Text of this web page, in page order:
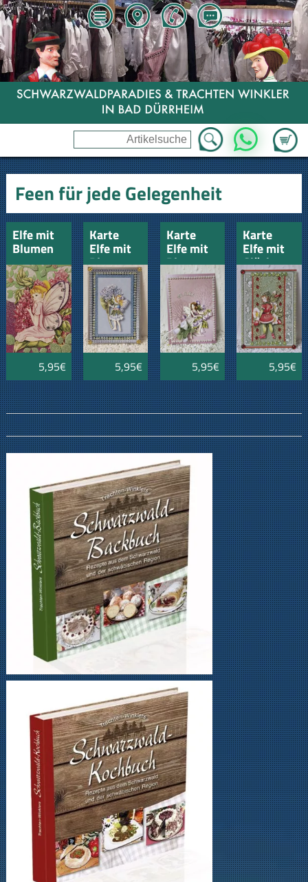
Zum
WhatsApp
Feen für jede Gelegenheit
Elfe mit
Blumen
unterm
Baum
5,95€
Karte
Elfe mit
Blumen
3D
5,95€
Karte
Elfe mit
Blumen
3D Viel
Glück
5,95€
Karte
Elfe mit
Glücks-
Blumen
3D
5,95€